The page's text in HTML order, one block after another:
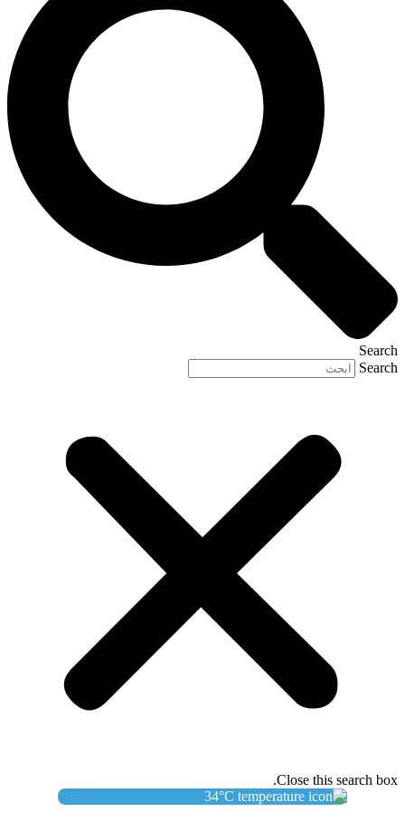
Search
Search
Close this search box.
34°C